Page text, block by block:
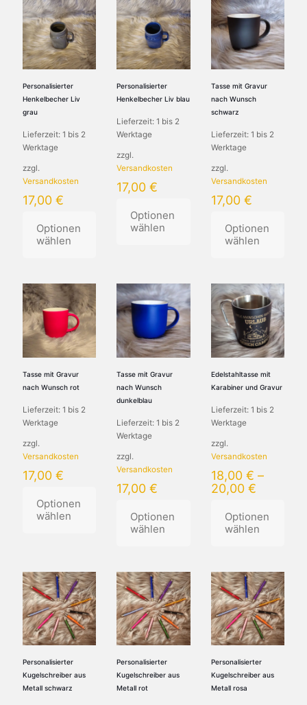
mehrere
Varianten
auf.
Die
Optionen
können
auf
der
Produktseite
werden
Varianten
auf.
Die
Optionen
können
auf
der
Produktseite
werden
weist
mehrere
Varianten
auf.
Die
Optionen
können
auf
der
gewählt
werden
Personalisierter
Henkelbecher Liv
grau
Lieferzeit: 1 bis 2
Werktage
zzgl.
Versandkosten
17,00 €
Optionen
wählen
Produkt
weist
mehrere
Varianten
auf.
Optionen
können
auf
Produktseite
gewählt
werden
Personalisierter
Henkelbecher Liv blau
Lieferzeit:1 bis 2
Werktage
zzgl.
Versandkosten
17,00€
Optionen
wählen
weist
mehrere
Varianten
auf.
Die
Optionen
können
auf
der
Produktseite
werden
Tasse mit Gravur
nach Wunsch
schwarz
Lieferzeit: 1 bis 2
Werktage
zzgl.
Versandkosten
17,00 €
Optionen
wählen
Produkt
weist
mehrere
Varianten
auf.
Die
Optionen
können
auf
Produktseite
gewählt
werden
Tasse mit Gravur
nach Wunsch rot
Lieferzeit: 1 bis 2
Werktage
zzgl.
Versandkosten
17,00 €
Optionen
wählen
weist
mehrere
Varianten
auf.
Die
Optionen
können
auf
der
Produktseite
Tasse mit Gravur
nach Wunsch
dunkelblau
Lieferzeit:1 bis 2
Werktage
zzgl.
Versandkosten
17,00€
Optionen
wählen
Produkt
weist
mehrere
Varianten
auf.
Die
Optionen
können
auf
der
Edelstahltasse mit
Karabiner und Gravur
Lieferzeit: 1 bis 2
Werktage
zzgl.
Versandkosten
18,00 € –
20,00 €
Optionen
wählen
Produkt
weist
mehrere
Varianten
auf.
Die
Optionen
können
auf
der
Personalisierter
Kugelschreiber aus
Metall schwarz
Personalisierter
Kugelschreiber aus
Metall rot
Personalisierter
Kugelschreiber aus
Metall rosa